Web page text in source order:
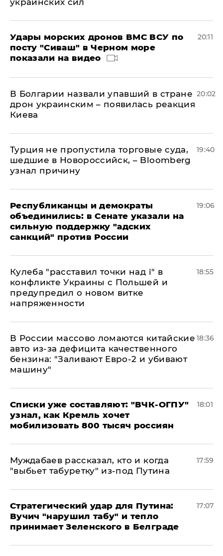
украинских сил
Удары морских дронов ВМС ВСУ по
посту "Сиваш" в Черном море
показали на видео
20:11
В Болгарии назвали упавший в стране
дрон украинским – появилась реакция
Киева
20:02
Турция не пропустила торговые суда,
шедшие в Новороссийск, – Bloomberg
узнал причину
19:40
Республиканцы и демократы
объединились: в Сенате указали на
сильную поддержку "адских
санкций" против России
19:06
Кулеба "расставил точки над і" в
конфликте Украины с Польшей и
предупредил о новом витке
напряженности
18:55
В России массово ломаются китайские
авто из-за дефицита качественного
бензина: "Заливают Евро-2 и убивают
машину"
18:36
Списки уже составляют: "ВЧК-ОГПУ"
узнал, как Кремль хочет
мобилизовать 800 тысяч россиян
18:01
Муждабаев рассказал, кто и когда
"выбьет табуретку" из-под Путина
17:59
Стратегический удар для Путина:
Вучич "нарушил табу" и тепло
принимает Зеленского в Белграде
17:07